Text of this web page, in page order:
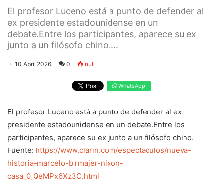
El profesor Luceno está a punto de defender al
ex presidente estadounidense en un
debate.Entre los participantes, aparece su ex
junto a un filósofo chino....
10 Abril 2026 0 null
WhatsApp
El profesor Luceno está a punto de defender al ex
presidente estadounidense en un debate.Entre los
participantes, aparece su ex junto a un filósofo chino.
Fuente: https://www.clarin.com/espectaculos/nueva-
historia-marcelo-birmajer-nixon-
casa_0_QeMPx6Xz3C.html